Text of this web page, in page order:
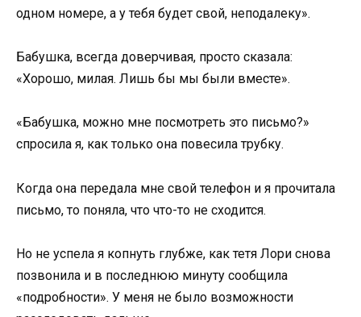
одном номере, а у тебя будет свой, неподалеку».
Бабушка, всегда доверчивая, просто сказала:
«Хорошо, милая. Лишь бы мы были вместе».
«Бабушка, можно мне посмотреть это письмо?»
спросила я, как только она повесила трубку.
Когда она передала мне свой телефон и я прочитала
письмо, то поняла, что что-то не сходится.
Но не успела я копнуть глубже, как тетя Лори снова
позвонила и в последнюю минуту сообщила
«подробности». У меня не было возможности